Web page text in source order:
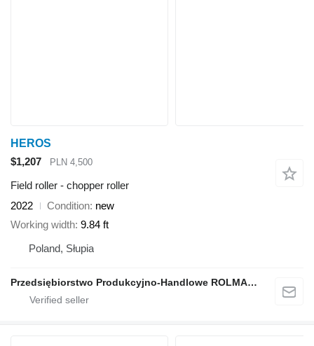
HEROS
$1,207
PLN 4,500
Field roller - chopper roller
2022
Condition new
Working width 9.84 ft
Poland, Słupia
Przedsiębiorstwo Produkcyjno-Handlowe ROLMAPOL Marcin Dziekan